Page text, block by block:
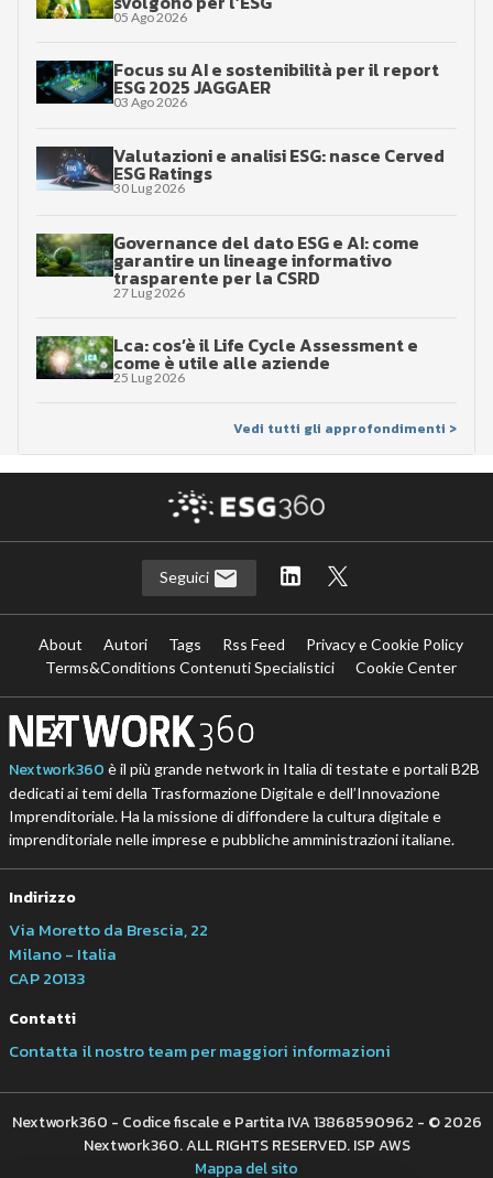
05 Ago 2026
Focus su AI e sostenibilità per il report
ESG 2025 JAGGAER
03 Ago 2026
Valutazioni e analisi ESG: nasce Cerved
ESG Ratings
30 Lug 2026
Governance del dato ESG e AI: come
garantire un lineage informativo
trasparente per la CSRD
27 Lug 2026
Lca: cos’è il Life Cycle Assessment e
come è utile alle aziende
25 Lug 2026
Vedi tutti gli approfondimenti >
Seguici
About Autori Tags Rss Feed
Privacy e Cookie Policy
Terms&Conditions Contenuti Specialistici
Cookie Center
Nextwork360 è il più grande network in Italia di testate e portali B2B
dedicati ai temi della Trasformazione Digitale e dell’Innovazione
Imprenditoriale. Ha la missione di diffondere la cultura digitale e
imprenditoriale nelle imprese e pubbliche amministrazioni italiane.
Indirizzo
Via Moretto da Brescia, 22
Milano - Italia
CAP 20133
Contatti
Contatta il nostro team per maggiori informazioni
Nextwork360 - Codice fiscale e Partita IVA 13868590962 - © 2026
Nextwork360. ALL RIGHTS RESERVED. ISP AWS
Mappa del sito